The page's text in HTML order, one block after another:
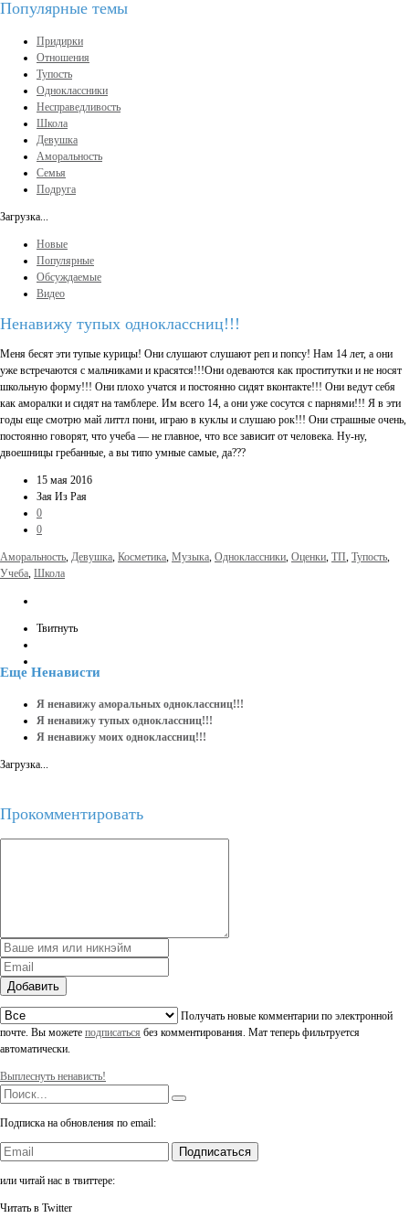
Популярные темы
Придирки
Отношения
Тупость
Одноклассники
Несправедливость
Школа
Девушка
Аморальность
Семья
Подруга
Загрузка...
Новые
Популярные
Обсуждаемые
Видео
Ненавижу тупых одноклассниц!!!
Меня бесят эти тупые курицы! Они слушают слушают реп и попсу! Нам 14 лет, а они
уже встречаются с мальчиками и красятся!!!Они одеваются как проститутки и не носят
школьную форму!!! Они плохо учатся и постоянно сидят вконтакте!!! Они ведут себя
как аморалки и сидят на тамблере. Им всего 14, а они уже сосутся с парнями!!! Я в эти
годы еще смотрю май литтл пони, играю в куклы и слушаю рок!!! Они страшные очень,
постоянно говорят, что учеба — не главное, что все зависит от человека. Ну-ну,
двоешницы гребанные, а вы типо умные самые, да???
15 мая 2016
Зая Из Рая
0
0
Аморальность, Девушка, Косметика, Музыка, Одноклассники, Оценки, ТП, Тупость,
Учеба, Школа
Твитнуть
Еще Ненависти
Я ненавижу аморальных одноклассниц!!!
Я ненавижу тупых одноклассниц!!!
Я ненавижу моих одноклассниц!!!
Загрузка...
Прокомментировать
Добавить
Получать новые комментарии по электронной
почте. Вы можете подписаться без комментирования. Мат теперь фильтруется
автоматически.
Выплеснуть ненависть!
Подписка на обновления по email:
Подписаться
или читай нас в твиттере:
Читать в Twitter